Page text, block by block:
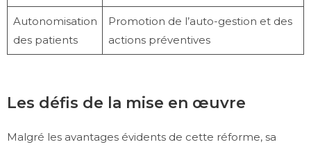
Autonomisation
des patients
Promotion de l’auto-gestion et des
actions préventives
Les défis de la mise en œuvre
Malgré les avantages évidents de cette réforme, sa